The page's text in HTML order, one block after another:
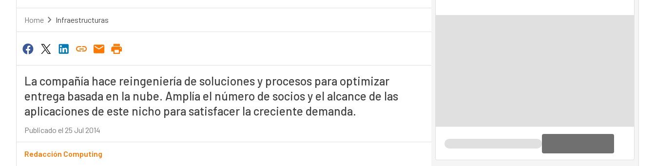
Home Infraestructuras
La compañía hace reingeniería de soluciones y procesos para optimizar
entrega basada en la nube. Amplía el número de socios y el alcance de las
aplicaciones de este nicho para satisfacer la creciente demanda.
Publicado el 25 Jul 2014
Redacción Computing